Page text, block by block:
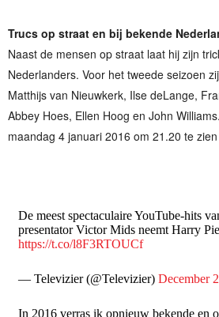
Trucs op straat en bij bekende
Naast de mensen op straat laat hij zijn
Nederlanders. Voor het tweede seizoen
Matthijs van Nieuwkerk, Ilse deLange,
Abbey Hoes, Ellen Hoog en John
maandag 4 januari 2016 om 21.20 te
De meest spectaculaire YouTube-hits
presentator Victor Mids neemt Harry
https://t.co/l8F3RTOUCf
— Televizier (@Televizier) December
In 2016 verras ik opnieuw bekende en